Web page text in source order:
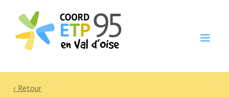
‹ Retour